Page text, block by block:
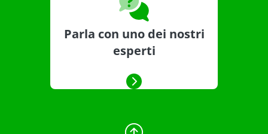
Parla con uno dei nostri
esperti